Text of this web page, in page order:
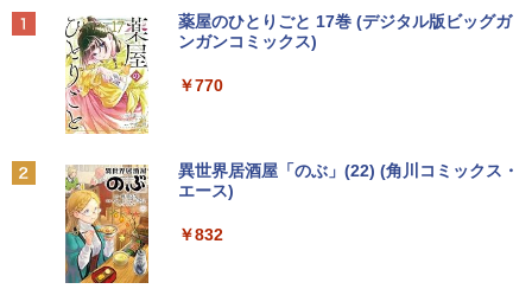
￥8,800
0 | Windows11 | ノートPC | 一年保証 |
第7世代 | Core i5 7200U 2.5(～最大3.1)
GHz | MEM:8GB | HDD:500GB | DVDマ
ro64Bit | ACアダプター付属
ウス 低反射 タッチパッド トラックパッ
ド ミヤビックス
￥998
【★ランキング第1位獲得商品!!★】 デス
クトップパソコン ★店長おまかせ 最新
Core-i7 変更可 八世代 十世代にも対応
確認済み 30日保証 送料無料
2
PHILIPS/フィリップス 241V8/11 / 23.8型
ワイド 液晶ディスプレイ FullHD/HDMI
ケーブル標準添付【中古/送料無料】※沖
￥26,400
￥1,815
Anker Soundcore P40i オフホワイト
Anker Soundcore P31i ブラック
BRUCE WAYNE feat. Flo Milli, ATL Jacob
[Explicit]
￥250
BRUCE WAYNE feat. Flo Milli, ATL Jacob
[Explicit]
￥250
【Amazon.co.jp限定】 い・ろ・は・す 2L P
ET ラベルレス ×8本
￥1,001
by Amazon 天然水 ラベルレス 500ml ×24本
富士山の天然水 バナジウム含有 水 ミネラル
ットル (Smart Basic)
薬屋のひとりごと 17巻 (デジタル版ビッグガ
ンガンコミックス)
￥770
異世界居酒屋「のぶ」(22) (角川コミックス・
エース)
￥832